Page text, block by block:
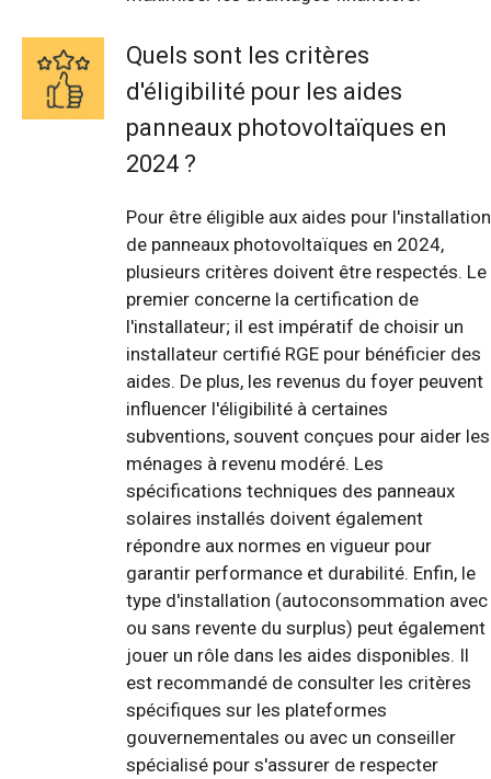
Quels sont les critères
d'éligibilité pour les aides
panneaux photovoltaïques en
2024 ?
Pour être éligible aux aides pour l'installation
de panneaux photovoltaïques en 2024,
plusieurs critères doivent être respectés. Le
premier concerne la certification de
l'installateur; il est impératif de choisir un
installateur certifié RGE pour bénéficier des
aides. De plus, les revenus du foyer peuvent
influencer l'éligibilité à certaines
subventions, souvent conçues pour aider les
ménages à revenu modéré. Les
spécifications techniques des panneaux
solaires installés doivent également
répondre aux normes en vigueur pour
garantir performance et durabilité. Enfin, le
type d'installation (autoconsommation avec
ou sans revente du surplus) peut également
jouer un rôle dans les aides disponibles. Il
est recommandé de consulter les critères
spécifiques sur les plateformes
gouvernementales ou avec un conseiller
spécialisé pour s'assurer de respecter